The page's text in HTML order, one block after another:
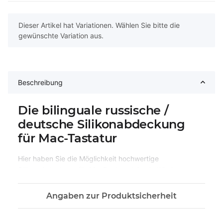
x
Dieser Artikel hat Variationen. Wählen Sie bitte die
gewünschte Variation aus.
Beschreibung
Die bilinguale russische /
deutsche Silikonabdeckung
für Mac-Tastatur
Hier haben Sie die Möglichkeit hochwertige
und DEUTSCHER Tastenbelegung zu kaufen.
Das Silikon-Cover mit
Angaben zur Produktsicherheit